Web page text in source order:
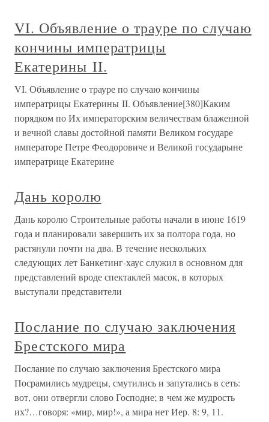
VI. Объявление о трауре по случаю
кончины императрицы
Екатерины II.
VI. Объявление о трауре по случаю кончины
императрицы Екатерины II. Объявление[380]Каким
порядком по Их императорским величествам блаженной
и вечной славы достойной памяти Великом государе
императоре Петре Феодоровиче и Великой государыне
императрице Екатерине
Дань королю
Дань королю Строительные работы начали в июне 1619
года и планировали завершить их за полтора года, но
растянули почти на два. В течение нескольких
следующих лет Банкетинг-хаус служил в основном для
представлений вроде спектаклей масок, в которых
выступали представители
Послание по случаю заключения
Брестского мира
Послание по случаю заключения Брестского мира
Посрамились мудрецы, смутились и запутались в сеть:
вот, они отвергли слово Господне; в чем же мудрость
их?…говоря: «мир, мир!», а мира нет Иер. 8: 9, 11.